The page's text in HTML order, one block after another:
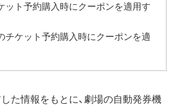
ット予約購入時にクーポンを適用す
チケット予約購入時にクーポンを適
た情報をもとに、劇場の自動発券機